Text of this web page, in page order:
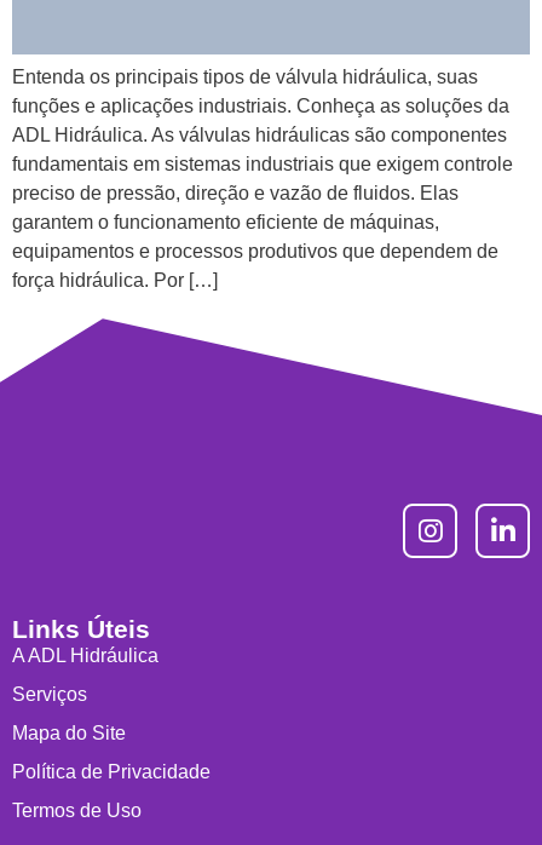
Entenda os principais tipos de válvula hidráulica, suas
funções e aplicações industriais. Conheça as soluções da
ADL Hidráulica. As válvulas hidráulicas são componentes
fundamentais em sistemas industriais que exigem controle
preciso de pressão, direção e vazão de fluidos. Elas
garantem o funcionamento eficiente de máquinas,
equipamentos e processos produtivos que dependem de
força hidráulica. Por […]
Links Úteis
A ADL Hidráulica
Serviços
Mapa do Site
Política de Privacidade
Termos de Uso